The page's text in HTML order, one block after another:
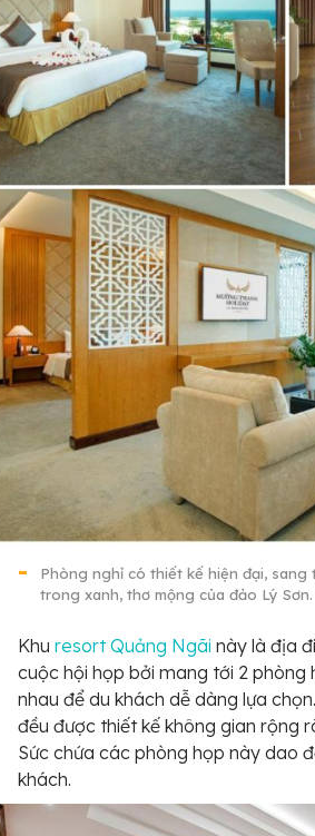
Phòng nghỉ có thiết kế hiện đại,
trong xanh, thơ mộng của đảo Lý
Khuresort Quảng Ngãi này là địa
cuộc hội họp bởi mang tới 2 phòng
nhau để du khách dễ dàng lựa
đều được thiết kế không gian rộng
Sức chứa các phòng họp này dao
khách.